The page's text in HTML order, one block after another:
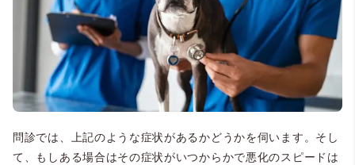
問診では、上記のような症状があるかどうかを伺います。そし
て、もしある場合はその症状がいつからかで悪化のスピードは